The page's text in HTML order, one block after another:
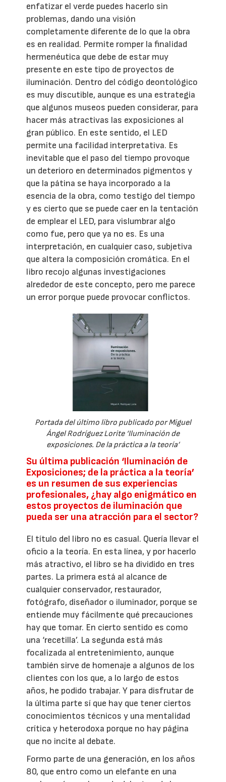
enfatizar el verde puedes hacerlo sin
problemas, dando una visión
completamente diferente de lo que la obra
es en realidad. Permite romper la finalidad
hermenéutica que debe de estar muy
presente en este tipo de proyectos de
iluminación. Dentro del código deontológico
es muy discutible, aunque es una estrategia
que algunos museos pueden considerar, para
hacer más atractivas las exposiciones al
gran público. En este sentido, el LED
permite una facilidad interpretativa. Es
inevitable que el paso del tiempo provoque
un deterioro en determinados pigmentos y
que la pátina se haya incorporado a la
esencia de la obra, como testigo del tiempo
y es cierto que se puede caer en la tentación
de emplear el LED, para vislumbrar algo
como fue, pero que ya no es. Es una
interpretación, en cualquier caso, subjetiva
que altera la composición cromática. En el
libro recojo algunas investigaciones
alrededor de este concepto, pero me parece
un error porque puede provocar conflictos.
Portada del último libro publicado por Miguel
Ángel Rodríguez Lorite ‘Iluminación de
exposiciones. De la práctica a la teoría’
Su última publicación ‘Iluminación de
Exposiciones; de la práctica a la teoría’
es un resumen de sus experiencias
profesionales, ¿hay algo enigmático en
estos proyectos de iluminación que
pueda ser una atracción para el sector?
El título del libro no es casual. Quería llevar el
oficio a la teoría. En esta línea, y por hacerlo
más atractivo, el libro se ha dividido en tres
partes. La primera está al alcance de
cualquier conservador, restaurador,
fotógrafo, diseñador o iluminador, porque se
entiende muy fácilmente qué precauciones
hay que tomar. En cierto sentido es como
una ‘recetilla’. La segunda está más
focalizada al entretenimiento, aunque
también sirve de homenaje a algunos de los
clientes con los que, a lo largo de estos
años, he podido trabajar. Y para disfrutar de
la última parte sí que hay que tener ciertos
conocimientos técnicos y una mentalidad
crítica y heterodoxa porque no hay página
que no incite al debate.
Formo parte de una generación, en los años
80, que entro como un elefante en una